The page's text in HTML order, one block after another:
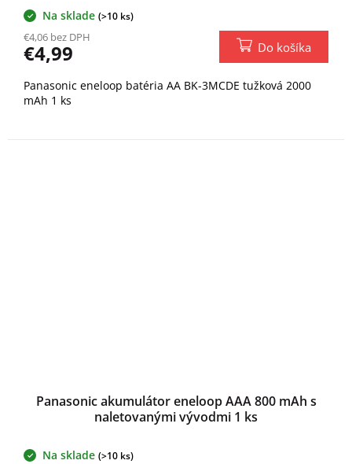
Na sklade (>10 ks)
€4,06 bez DPH
€4,99 Do košíka
Panasonic eneloop batéria AA BK-3MCDE tužková 2000
mAh 1 ks
Panasonic akumulátor eneloop AAA 800 mAh s
naletovanými vývodmi 1 ks
Na sklade (>10 ks)